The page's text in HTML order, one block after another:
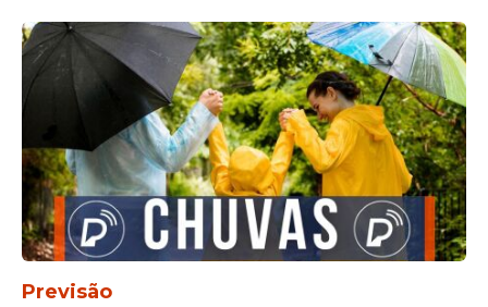
exposição no horário de 11h às 15h é ideal",
reflete.
Profissionais mais
afetados
Segundo Sousa, os profissionais mais
afetados são aqueles com vínculos
informais detrabalho, especialmente
entregadores e vendedores ambulantes,
Previsão